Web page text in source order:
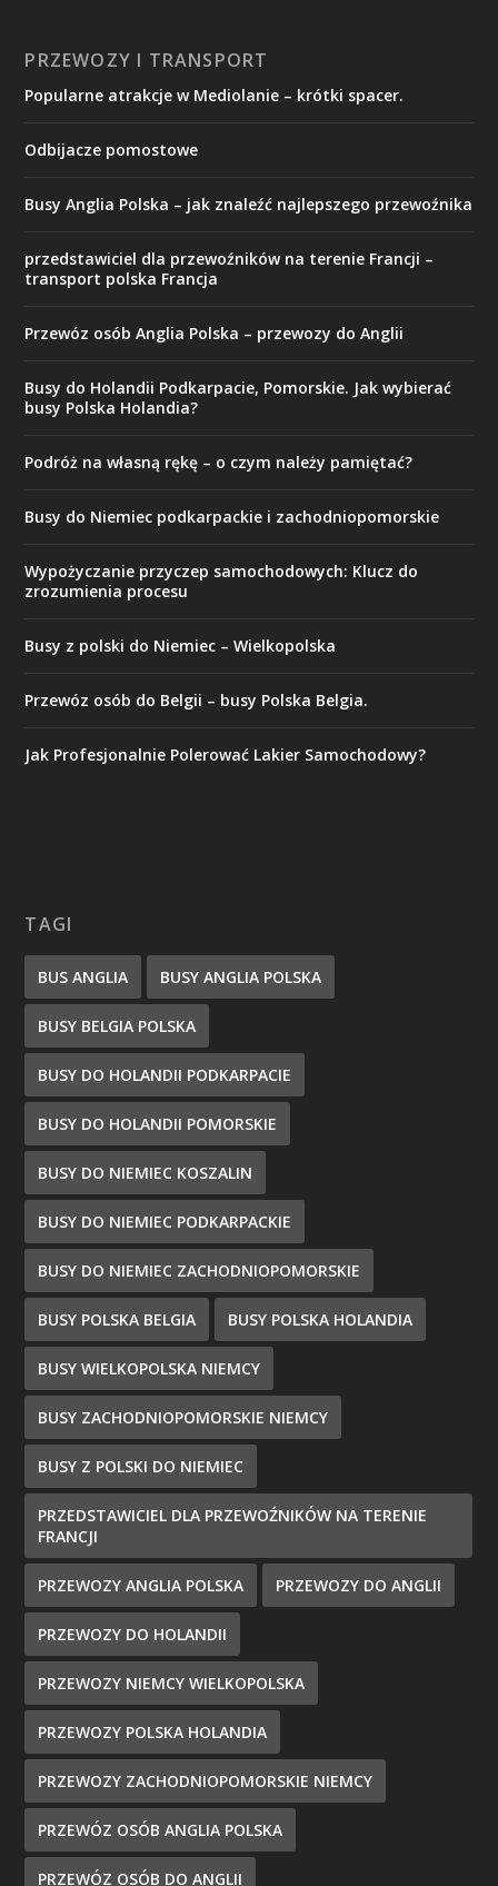
PRZEWOZY I TRANSPORT
Popularne atrakcje w Mediolanie – krótki spacer.
Odbijacze pomostowe
Busy Anglia Polska – jak znaleźć najlepszego przewoźnika
przedstawiciel dla przewoźników na terenie Francji –
transport polska Francja
Przewóz osób Anglia Polska – przewozy do Anglii
Busy do Holandii Podkarpacie, Pomorskie. Jak wybierać
busy Polska Holandia?
Podróż na własną rękę – o czym należy pamiętać?
Busy do Niemiec podkarpackie i zachodniopomorskie
Wypożyczanie przyczep samochodowych: Klucz do
zrozumienia procesu
Busy z polski do Niemiec – Wielkopolska
Przewóz osób do Belgii – busy Polska Belgia.
Jak Profesjonalnie Polerować Lakier Samochodowy?
TAGI
BUS ANGLIA BUSY ANGLIA POLSKA
BUSY BELGIA POLSKA
BUSY DO HOLANDII PODKARPACIE
BUSY DO HOLANDII POMORSKIE
BUSY DO NIEMIEC KOSZALIN
BUSY DO NIEMIEC PODKARPACKIE
BUSY DO NIEMIEC ZACHODNIOPOMORSKIE
BUSY POLSKA BELGIA BUSY POLSKA HOLANDIA
BUSY WIELKOPOLSKA NIEMCY
BUSY ZACHODNIOPOMORSKIE NIEMCY
BUSY Z POLSKI DO NIEMIEC
PRZEDSTAWICIEL DLA PRZEWOŹNIKÓW NA TERENIE
FRANCJI
PRZEWOZY ANGLIA POLSKA PRZEWOZY DO ANGLII
PRZEWOZY DO HOLANDII
PRZEWOZY NIEMCY WIELKOPOLSKA
PRZEWOZY POLSKA HOLANDIA
PRZEWOZY ZACHODNIOPOMORSKIE NIEMCY
PRZEWÓZ OSÓB ANGLIA POLSKA
PRZEWÓZ OSÓB DO ANGLII